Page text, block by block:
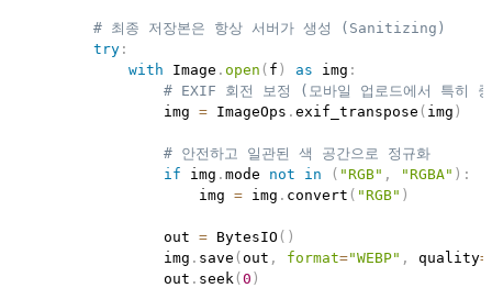
# 최종 저장본은 항상 서버가 생성 (Sanitizing)
try:
with Image . open ( f ) as img :
# EXIF 회전 보정 (모바일 업로드에서 특히
                img
= ImageOps . exif_transpose ( img )
# 안전하고 일관된 색 공간으로 정규화
if img . mode not in ( "RGB" , "RGBA" ) :
                    img
= img . convert ( "RGB" )
                out
= BytesIO ( )
                img
. save ( out , format="WEBP" , quality=
                out
. seek ( 0 )